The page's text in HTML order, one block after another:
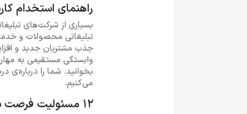
راهنمای استخدام
بسیاری از شرکت‌های
تبلیغاتی محصولات و
جذب مشتریان جدید و
وابستگی مستقیمی به
بخوانید. شما را درباره‌ی
می‌کنیم.
12 مسئولیت فرصت شغلی Advertising Specialist